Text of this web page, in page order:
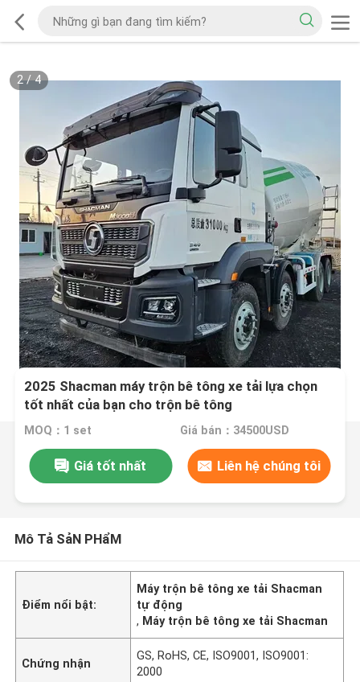
2/4
2025 Shacman máy trộn bê tông xe tải lựa chọn
tốt nhất của bạn cho trộn bê tông
MOQ：1 set Giá bán：34500USD
Giá tốt nhất Liên hệ chúng tôi
Mô Tả SảN PHẩM
Điểm nổi bật:
Máy trộn bê tông xe tải Shacman
tự động
, Máy trộn bê tông xe tải Shacman
Chứng nhận
GS, RoHS, CE, ISO9001, ISO9001:
2000